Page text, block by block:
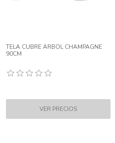
TELA CUBRE ARBOL CHAMPAGNE
90CM